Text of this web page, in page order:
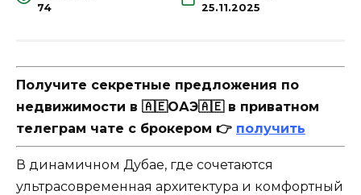
74 25.11.2025
Получите секретные предложения по
недвижимости в 🇦🇪ОАЭ🇦🇪 в приватном
телеграм чате с брокером 👉 получить
В динамичном Дубае, где сочетаются
ультрасовременная архитектура и комфортный